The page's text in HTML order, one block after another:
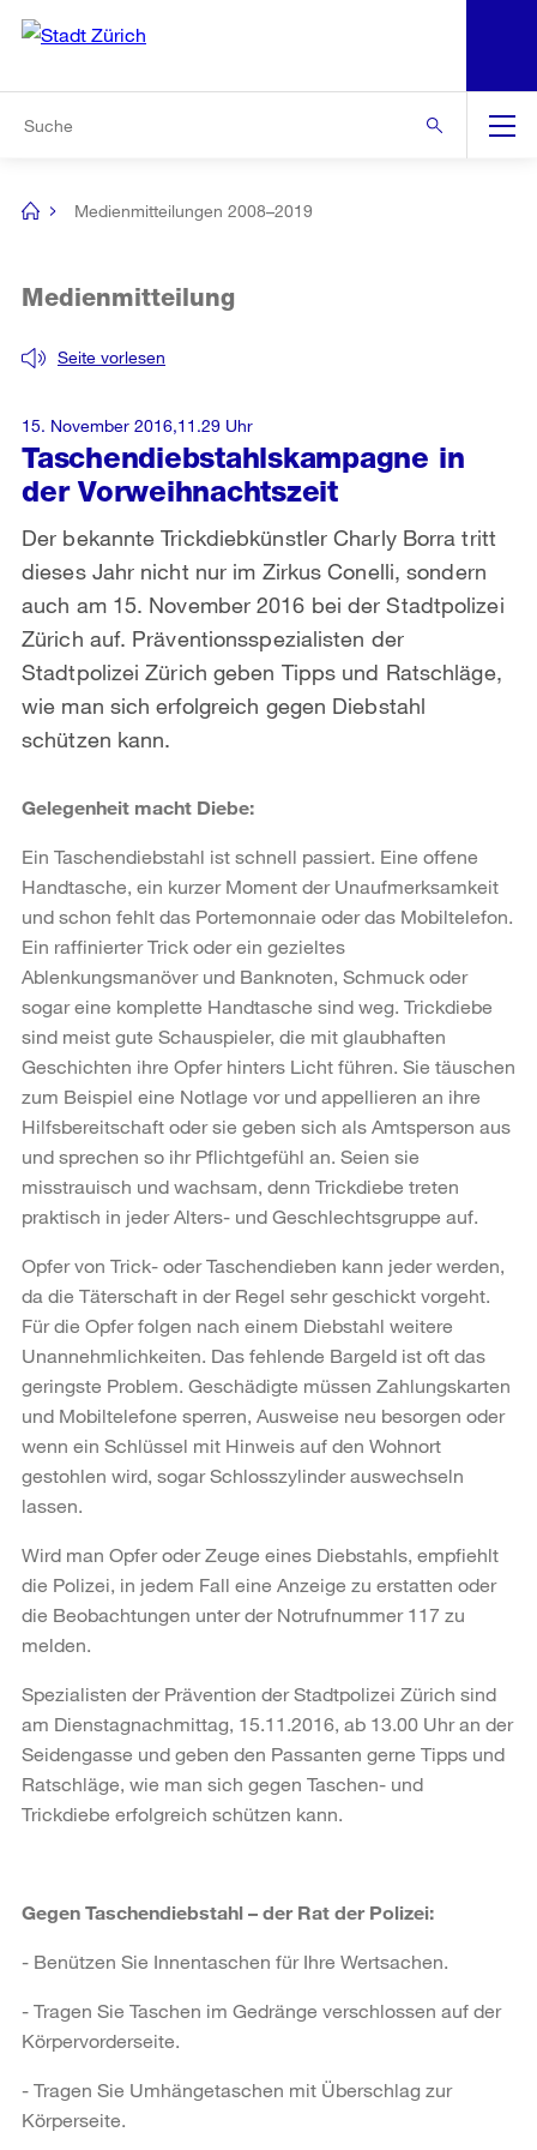
Navigation
[no
Medienmitteilungen 2008–2019
Taschendiebstahlskampagne in
der Vorweihnachtszeit
Seite vorlesen
Medienmitteilung
Der bekannte Trickdiebkünstler Charly Borra tritt
dieses Jahr nicht nur im Zirkus Conelli, sondern
auch am 15. November 2016 bei der Stadtpolizei
Zürich auf. Präventionsspezialisten der
Stadtpolizei Zürich geben Tipps und Ratschläge,
wie man sich erfolgreich gegen Diebstahl
schützen kann.
15. November 2016,11.29 Uhr
Gelegenheit macht Diebe:
Ein Taschendiebstahl ist schnell passiert. Eine offene
Handtasche, ein kurzer Moment der Unaufmerksamkeit
und schon fehlt das Portemonnaie oder das Mobiltelefon.
Ein raffinierter Trick oder ein gezieltes
Ablenkungsmanöver und Banknoten, Schmuck oder
sogar eine komplette Handtasche sind weg. Trickdiebe
sind meist gute Schauspieler, die mit glaubhaften
Geschichten ihre Opfer hinters Licht führen. Sie täuschen
zum Beispiel eine Notlage vor und appellieren an ihre
Hilfsbereitschaft oder sie geben sich als Amtsperson aus
und sprechen so ihr Pflichtgefühl an. Seien sie
misstrauisch und wachsam, denn Trickdiebe treten
praktisch in jeder Alters- und Geschlechtsgruppe auf.
Opfer von Trick- oder Taschendieben kann jeder werden,
da die Täterschaft in der Regel sehr geschickt vorgeht.
Für die Opfer folgen nach einem Diebstahl weitere
Unannehmlichkeiten. Das fehlende Bargeld ist oft das
geringste Problem. Geschädigte müssen Zahlungskarten
und Mobiltelefone sperren, Ausweise neu besorgen oder
wenn ein Schlüssel mit Hinweis auf den Wohnort
gestohlen wird, sogar Schlosszylinder auswechseln
lassen.
Wird man Opfer oder Zeuge eines Diebstahls, empfiehlt
die Polizei, in jedem Fall eine Anzeige zu erstatten oder
die Beobachtungen unter der Notrufnummer 117 zu
melden.
Spezialisten der Prävention der Stadtpolizei Zürich sind
am Dienstagnachmittag, 15.11.2016, ab 13.00 Uhr an der
Seidengasse und geben den Passanten gerne Tipps und
Ratschläge, wie man sich gegen Taschen- und
Trickdiebe erfolgreich schützen kann.
Gegen Taschendiebstahl – der Rat der Polizei:
- Benützen Sie Innentaschen für Ihre Wertsachen.
- Tragen Sie Taschen im Gedränge verschlossen auf der
Körpervorderseite.
- Tragen Sie Umhängetaschen mit Überschlag zur
Körperseite.